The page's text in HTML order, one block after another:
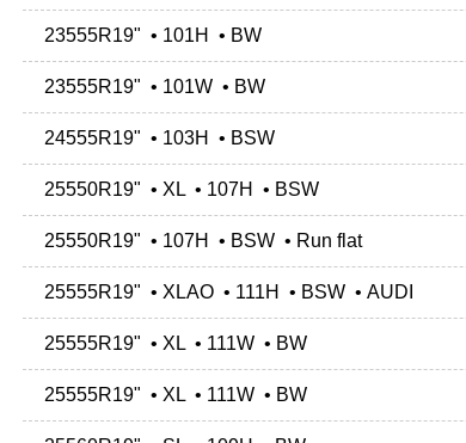
23555R19" • 101H • BW
23555R19" • 101W • BW
24555R19" • 103H • BSW
25550R19" • XL • 107H • BSW
25550R19" • 107H • BSW • Run flat
25555R19" • XLAO • 111H • BSW • AUDI
25555R19" • XL • 111W • BW
25555R19" • XL • 111W • BW